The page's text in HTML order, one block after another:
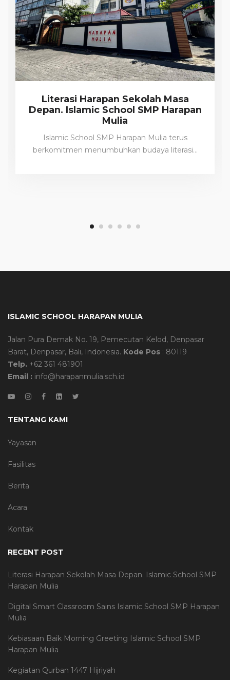
Literasi Harapan Sekolah Masa
Depan. Islamic School SMP Harapan
Mulia
Islamic School SMP Harapan Mulia terus
berkomitmen menumbuhkan budaya literasi…
ISLAMIC SCHOOL HARAPAN MULIA
Jalan Pura Demak No. 19, Pemecutan Kelod, Denpasar
Barat, Denpasar, Bali, Indonesia. Kode Pos : 80119
Telp. +62 361 481901
Email : info@harapanmulia.sch.id
TENTANG KAMI
Yayasan
Fasilitas
Berita
Acara
Kontak
RECENT POST
Literasi Harapan Sekolah Masa Depan. Islamic School SMP
Harapan Mulia
Digital Smart Classroom Sains Islamic School SMP Harapan
Mulia
Kebiasaan Baik Morning Greeting Islamic School SMP
Harapan Mulia
Kegiatan Qurban 1447 Hijriyah